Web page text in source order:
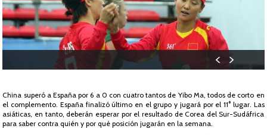
China superó a España por 6 a 0 con cuatro tantos de Yibo Ma, todos de corto en
el complemento. España finalizó último en el grupo y jugará por el 11° lugar. Las
asiáticas, en tanto, deberán esperar por el resultado de Corea del Sur-Sudáfrica
para saber contra quién y por qué posición jugarán en la semana.